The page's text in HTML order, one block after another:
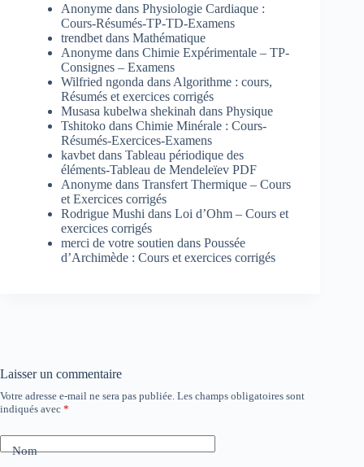
Anonyme dans Physiologie Cardiaque :
Cours-Résumés-TP-TD-Examens
trendbet dans Mathématique
Anonyme dans Chimie Expérimentale – TP-
Consignes – Examens
Wilfried ngonda dans Algorithme : cours,
Résumés et exercices corrigés
Musasa kubelwa shekinah dans Physique
Tshitoko dans Chimie Minérale : Cours-
Résumés-Exercices-Examens
kavbet dans Tableau périodique des
éléments-Tableau de Mendeleïev PDF
Anonyme dans Transfert Thermique – Cours
et Exercices corrigés
Rodrigue Mushi dans Loi d’Ohm – Cours et
exercices corrigés
merci de votre soutien dans Poussée
d’Archimède : Cours et exercices corrigés
Laisser un commentaire
Votre adresse e-mail ne sera pas publiée. Les champs obligatoires sont
indiqués avec *
Nom